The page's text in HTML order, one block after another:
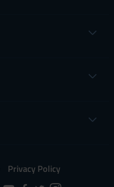
Privacy Policy